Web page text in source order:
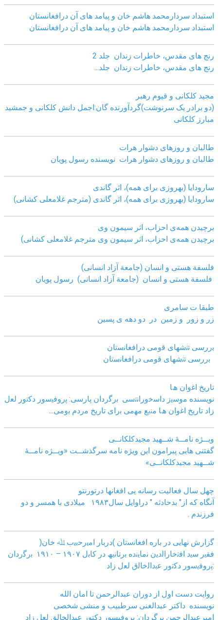
استبداد سردارمحمد هاشم خان و پیامد های آن درافغانستان
استبداد سردارمحمد هاشم خان و پیامد های آن درافغانستان
رنج های مقدس، خاطرات زندان جلد 2
رنج های مقدس، خاطرات زندان جلد
مجید کلکانی و قیوم رهبر
(دو برادر یک سرنوشت)گردآورنده گان:اجمل دانش کلکانی و جمشید
مبارز کلکانی
طالبان و روزهای دشوار هرات
طالبان و روزهای دشوار هرات نویسنده رسول پویان
سارودایا (بهروزی برای همه)، اثر گاندی
سارودایا (بهروزی برای همه)، اثر گاندی (مترجم غلامعلی کشانی)
برچیدن همه‌ی احزاب، اثر سیمون وی
برچیدن همه‌ی احزاب، اثر سیمون وی مترجم غلامعلی کشانی)
فلسفة هستی و انسان (جامعة آزاد انسانی)
فلسفة هستی و انسان (جامعة آزاد انسانی) رسول پویان
طبقا ت سامری
زر و زور و زمین در دو دهه ی پسین
ﺑررﺳﯽ ﺗﻧﺷﮭﺎی ﻗوﻣﯽ دراﻓﻐﺎﻧﺳﺗﺎن
ﺑررﺳﯽ ﺗﻧﺷﮭﺎی ﻗوﻣﯽ دراﻓﻐﺎﻧﺳﺗﺎن
ﺗﺎرﯾﺦ اﻏوان ھﺎ
نویسنده ﻣوﺳﯾز داﺳﺧوراﻧﺗﺳﯽ ﺑرﮔردان ﭘﺎرﺳﯽ: ﭘروﻓﯾﺳور دﮐﺗور ﻟﻌل
زاد ﺗﺎرﯾﺦ اﻏوان ھﺎ ﻣﻧﺑﻊ ﻣﮭﻣﯽ ﺑرای ﺗﺎرﯾﺦ ﻣردم ﺑوﻣﯽ
ویــژه نامــۀ شــهید مجیدکلکانــی
گفتنی هایی پیرامون این ویژه نامه سرگذشــت «ویــژه نامــۀ
شــهید مجیدکلکانــی»
چهل سال فعالیت رسانه یی افغانها درتورنتو
آنگاه که از" بدحادثه " دراوایل سال۱۹۸۳ میلادی با همسر و دو
فرزندم .
ﮔزارش ﻧﮭﺎﯾﯽ در ﺑﺎره اﻓﻐﺎﻧﺳﺗﺎن )درﺑﺎر اﻣﯾرﺣﺑﯾب ﷲ ﺧﺎن(
ﻓﻘﯾر ﺳﯾد اﻓﺗﺧﺎراﻟدﯾن ﻧﻣﺎﯾﻧده ﺑرﺗﺎﻧﯾﮫ در ﮐﺎﺑل ١٩٠٧ – ١٩١٠ ﺑرﮔردان
:ﭘروﻓﯾﺳور دﮐﺗور ﻋﺑداﻟﺧﺎﻟق ﻟﻌل زاد
روایت دست اول از دوران عبدالرحمن تا امان الله
نویسنده داکتر عبدالغنی سرطبیب و منشی شخصی
امیرعبدالرحمن برگردان: پروفیسور دکتور عبدالخالق لعل زاد